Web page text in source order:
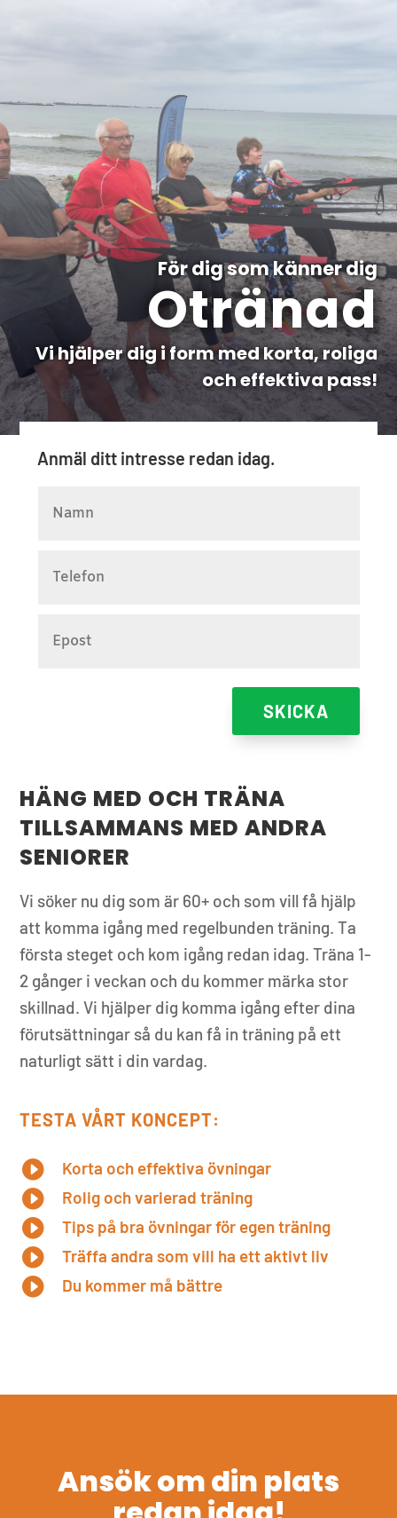
För dig som känner dig
Otränad
Vi hjälper dig i form med korta, roliga
och effektiva pass!
Anmäl ditt intresse redan idag.
SKICKA
HÄNG MED OCH TRÄNA
TILLSAMMANS MED ANDRA
SENIORER
Vi söker nu dig som är 60+ och som vill få hjälp
att komma igång med regelbunden träning. Ta
första steget och kom igång redan idag. Träna 1-
2 gånger i veckan och du kommer märka stor
skillnad. Vi hjälper dig komma igång efter dina
förutsättningar så du kan få in träning på ett
naturligt sätt i din vardag.
TESTA VÅRT KONCEPT:
 Korta och effektiva övningar
 Rolig och varierad träning
 Tips på bra övningar för egen träning
 Träffa andra som vill ha ett aktivt liv
 Du kommer må bättre
Ansök om din plats